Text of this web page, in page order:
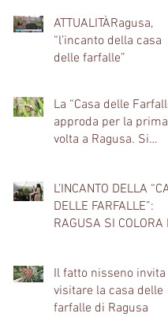
ATTUALITÀRagusa,
“l’incanto della casa
delle farfalle”
La “Casa delle
approda per la prima
volta a Ragusa. Si
porta
primavera nel centro
storico del capoluogo
L’INCANTO DELLA
DELLE FARFALLE”:
RAGUSA SI COLORA
Il fatto nisseno invita
visitare la casa delle
farfalle di Ragusa